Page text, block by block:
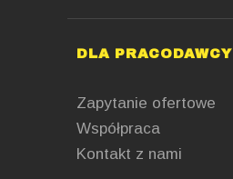
DLA PRACODAWCY
Zapytanie ofertowe
Współpraca
Kontakt z nami